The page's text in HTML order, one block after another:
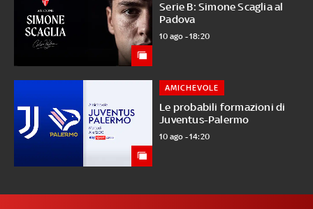
Serie B: Simone Scaglia al
Padova
10 ago - 18:20
Le probabili formazioni di
Juventus-Palermo
AMICHEVOLE
10 ago - 14:20